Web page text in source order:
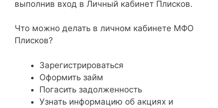
выполнив вход в Личный кабинет Плисков.
Что можно делать в личном кабинете МФО
Плисков?
Зарегистрироваться
Оформить займ
Погасить задолженность
Узнать информацию об акциях и